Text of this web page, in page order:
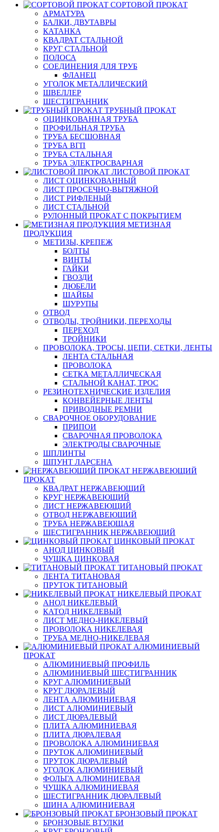
СОРТОВОЙ ПРОКАТ
АРМАТУРА
БАЛКИ, ДВУТАВРЫ
КАТАНКА
КВАДРАТ СТАЛЬНОЙ
КРУГ СТАЛЬНОЙ
ПОЛОСА
СОЕДИНЕНИЯ ДЛЯ ТРУБ
ФЛАНЕЦ
УГОЛОК МЕТАЛЛИЧЕСКИЙ
ШВЕЛЛЕР
ШЕСТИГРАННИК
ТРУБНЫЙ ПРОКАТ
ОЦИНКОВАННАЯ ТРУБА
ПРОФИЛЬНАЯ ТРУБА
ТРУБА БЕСШОВНАЯ
ТРУБА ВГП
ТРУБА СТАЛЬНАЯ
ТРУБА ЭЛЕКТРОСВАРНАЯ
ЛИСТОВОЙ ПРОКАТ
ЛИСТ ОЦИНКОВАННЫЙ
ЛИСТ ПРОСЕЧНО-ВЫТЯЖНОЙ
ЛИСТ РИФЛЕНЫЙ
ЛИСТ СТАЛЬНОЙ
РУЛОННЫЙ ПРОКАТ С ПОКРЫТИЕМ
МЕТИЗНАЯ
ПРОДУКЦИЯ
МЕТИЗЫ, КРЕПЕЖ
БОЛТЫ
ВИНТЫ
ГАЙКИ
ГВОЗДИ
ДЮБЕЛИ
ШАЙБЫ
ШУРУПЫ
ОТВОД
ОТВОДЫ, ТРОЙНИКИ, ПЕРЕХОДЫ
ПЕРЕХОД
ТРОЙНИКИ
ПРОВОЛОКА, ТРОСЫ, ЦЕПИ, СЕТКИ, ЛЕНТЫ
ЛЕНТА СТАЛЬНАЯ
ПРОВОЛОКА
СЕТКА МЕТАЛЛИЧЕСКАЯ
СТАЛЬНОЙ КАНАТ, ТРОС
РЕЗИНОТЕХНИЧЕСКИЕ ИЗДЕЛИЯ
КОНВЕЙЕРНЫЕ ЛЕНТЫ
ПРИВОДНЫЕ РЕМНИ
СВАРОЧНОЕ ОБОРУДОВАНИЕ
ПРИПОИ
СВАРОЧНАЯ ПРОВОЛОКА
ЭЛЕКТРОДЫ СВАРОЧНЫЕ
ШПЛИНТЫ
ШПУНТ ЛАРСЕНА
НЕРЖАВЕЮЩИЙ
ПРОКАТ
КВАДРАТ НЕРЖАВЕЮЩИЙ
КРУГ НЕРЖАВЕЮЩИЙ
ЛИСТ НЕРЖАВЕЮЩИЙ
ОТВОД НЕРЖАВЕЮЩИЙ
ТРУБА НЕРЖАВЕЮЩАЯ
ШЕСТИГРАННИК НЕРЖАВЕЮЩИЙ
ЦИНКОВЫЙ ПРОКАТ
АНОД ЦИНКОВЫЙ
ЧУШКА ЦИНКОВАЯ
ТИТАНОВЫЙ ПРОКАТ
ЛЕНТА ТИТАНОВАЯ
ПРУТОК ТИТАНОВЫЙ
НИКЕЛЕВЫЙ ПРОКАТ
АНОД НИКЕЛЕВЫЙ
КАТОД НИКЕЛЕВЫЙ
ЛИСТ МЕДНО-НИКЕЛЕВЫЙ
ПРОВОЛОКА НИКЕЛЕВАЯ
ТРУБА МЕДНО-НИКЕЛЕВАЯ
АЛЮМИНИЕВЫЙ
ПРОКАТ
АЛЮМИНИЕВЫЙ ПРОФИЛЬ
АЛЮМИНИЕВЫЙ ШЕСТИГРАННИК
КРУГ АЛЮМИНИЕВЫЙ
КРУГ ДЮРАЛЕВЫЙ
ЛЕНТА АЛЮМИНИЕВАЯ
ЛИСТ АЛЮМИНИЕВЫЙ
ЛИСТ ДЮРАЛЕВЫЙ
ПЛИТА АЛЮМИНИЕВАЯ
ПЛИТА ДЮРАЛЕВАЯ
ПРОВОЛОКА АЛЮМИНИЕВАЯ
ПРУТОК АЛЮМИНИЕВЫЙ
ПРУТОК ДЮРАЛЕВЫЙ
УГОЛОК АЛЮМИНИЕВЫЙ
ФОЛЬГА АЛЮМИНИЕВАЯ
ЧУШКА АЛЮМИНИЕВАЯ
ШЕСТИГРАННИК ДЮРАЛЕВЫЙ
ШИНА АЛЮМИНИЕВАЯ
БРОНЗОВЫЙ ПРОКАТ
БРОНЗОВЫЕ ВТУЛКИ